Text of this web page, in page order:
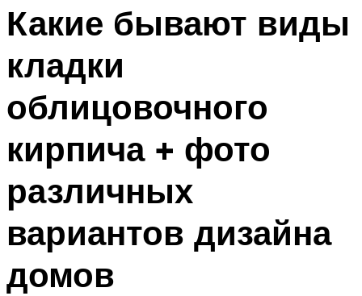
Какие бывают виды
кладки
облицовочного
кирпича + фото
различных
вариантов дизайна
домов